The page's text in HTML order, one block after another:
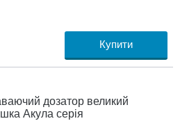
Купити
дозатор великий
Акула серія